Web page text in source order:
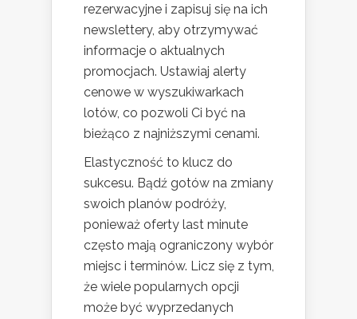
rezerwacyjne i zapisuj się na ich
newslettery, aby otrzymywać
informacje o aktualnych
promocjach. Ustawiaj alerty
cenowe w wyszukiwarkach
lotów, co pozwoli Ci być na
bieżąco z najniższymi cenami.
Elastyczność to klucz do
sukcesu. Bądź gotów na zmiany
swoich planów podróży,
ponieważ oferty last minute
często mają ograniczony wybór
miejsc i terminów. Licz się z tym,
że wiele popularnych opcji
może być wyprzedanych